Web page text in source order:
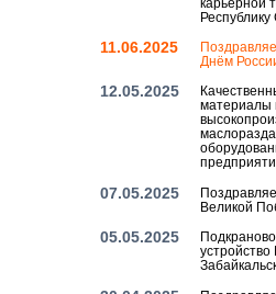
11.06.2025
Днём
12.05.2025
материалы
07.05.2025
Великой
05.05.2025
устройство